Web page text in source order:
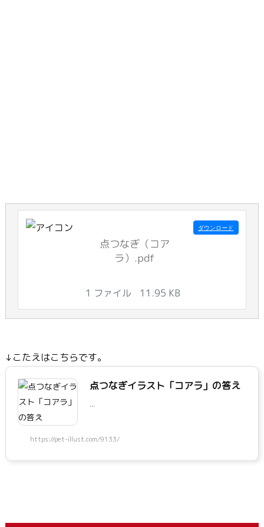
点つなぎ（コア
ラ）.pdf
1 ファイル 11.95 KB
ダウンロード
↓こたえはこちらです。
点つなぎイラスト「コアラ」の答え
...
https://pet-illust.com/9133/